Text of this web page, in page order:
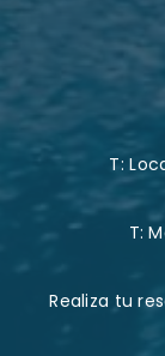
T:
T:
Realiza tu